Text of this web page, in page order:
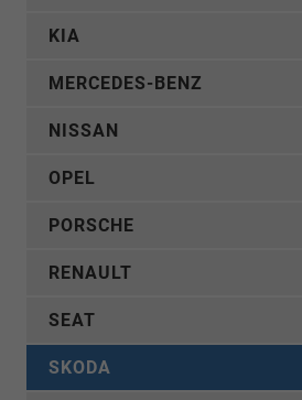
KIA
MERCEDES-BENZ
NISSAN
OPEL
PORSCHE
RENAULT
SEAT
SKODA